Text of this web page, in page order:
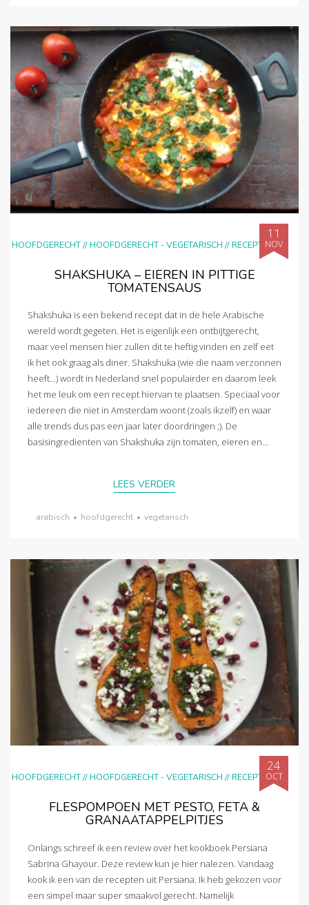
HOOFDGERECHT//HOOFDGERECHT - VEGETARISCH //RECEPTEN
11
NOV
SHAKSHUKA – EIEREN IN PITTIGE
TOMATENSAUS
Shakshuka is een bekend recept dat in de hele Arabische
wereld wordt gegeten. Het is eigenlijk een ontbijtgerecht,
maar veel mensen hier zullen dit te heftig vinden en zelf eet
ik het ook graag als diner. Shakshuka (wie die naam verzonnen
heeft...) wordt in Nederland snel populairder en daarom leek
het me leuk om een recept hiervan te plaatsen. Speciaal voor
iedereen die niet in Amsterdam woont (zoals ikzelf) en waar
alle trends dus pas een jaar later doordringen ;). De
basisingredienten van Shakshuka zijn tomaten, eieren en...
LEES VERDER
arabisch • hoofdgerecht • vegetarisch
HOOFDGERECHT//HOOFDGERECHT - VEGETARISCH //RECEPTEN
24
OCT
FLESPOMPOEN MET PESTO, FETA &
GRANAATAPPELPITJES
Onlangs schreef ik een review over het kookboek Persiana
Sabrina Ghayour. Deze review kun je hier nalezen. Vandaag
kook ik een van de recepten uit Persiana. Ik heb gekozen voor
een simpel maar super smaakvol gerecht. Namelijk